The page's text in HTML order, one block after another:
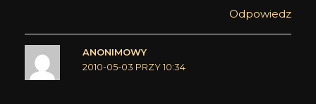
Odpowiedz
ANONIMOWY
2010-05-03 PRZY 10:34